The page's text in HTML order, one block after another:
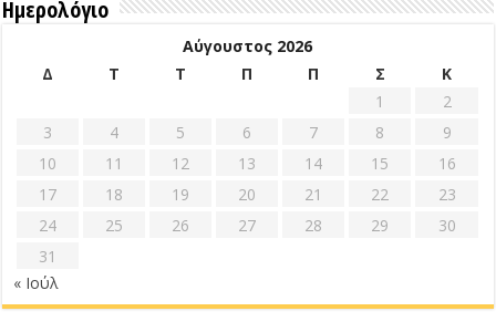
Ημερολόγιο
Αύγουστος 2026
Δ
Τ Τ Π Π Σ
Κ
1
2
3
4 5 6 7 8
9
10
11 12 13 14 15
16
17
18 19 20 21 22
23
24
25 26 27 28 29
30
31
« Ιούλ